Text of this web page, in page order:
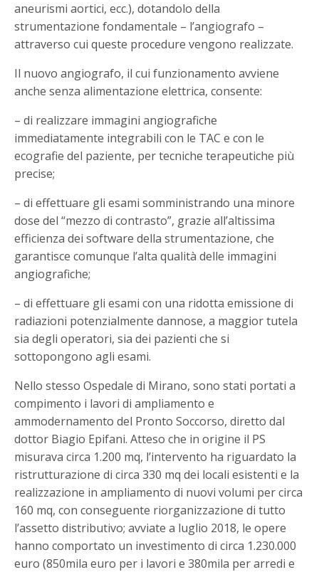
aneurismi aortici, ecc.), dotandolo della
strumentazione fondamentale – l’angiografo –
attraverso cui queste procedure vengono realizzate.
Il nuovo angiografo, il cui funzionamento avviene
anche senza alimentazione elettrica, consente:
– di realizzare immagini angiografiche
immediatamente integrabili con le TAC e con le
ecografie del paziente, per tecniche terapeutiche più
precise;
– di effettuare gli esami somministrando una minore
dose del “mezzo di contrasto”, grazie all’altissima
efficienza dei software della strumentazione, che
garantisce comunque l’alta qualità delle immagini
angiografiche;
– di effettuare gli esami con una ridotta emissione di
radiazioni potenzialmente dannose, a maggior tutela
sia degli operatori, sia dei pazienti che si
sottopongono agli esami.
Nello stesso Ospedale di Mirano, sono stati portati a
compimento i lavori di ampliamento e
ammodernamento del Pronto Soccorso, diretto dal
dottor Biagio Epifani. Atteso che in origine il PS
misurava circa 1.200 mq, l’intervento ha riguardato la
ristrutturazione di circa 330 mq dei locali esistenti e la
realizzazione in ampliamento di nuovi volumi per circa
160 mq, con conseguente riorganizzazione di tutto
l’assetto distributivo; avviate a luglio 2018, le opere
hanno comportato un investimento di circa 1.230.000
euro (850mila euro per i lavori e 380mila per arredi e